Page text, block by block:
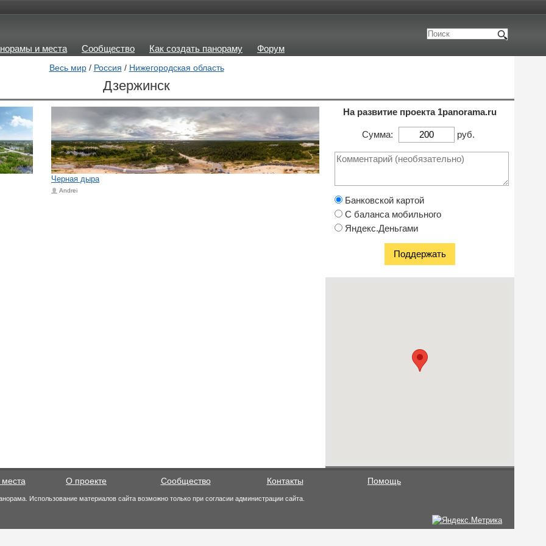
и места Сообщество Как создать панораму Форум
Весь мир/ Россия / Нижегородская область
Дзержинск
Черная дыра
Andrei
На развитие проекта 1panorama.ru
Сумма: руб.
Банковской картой
С баланса мобильного
Яндекс.Деньгами
О проекте Сообщество Контакты Помощь
Использование материалов сайта возможно только при согласии администрации сайта.